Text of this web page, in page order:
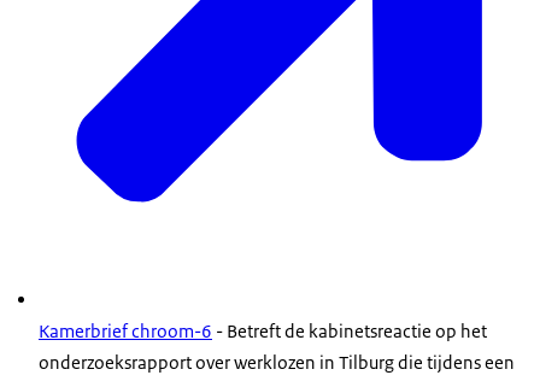
Kamerbrief chroom-6 - Betreft de kabinetsreactie op het
onderzoeksrapport over werklozen in Tilburg die tijdens een